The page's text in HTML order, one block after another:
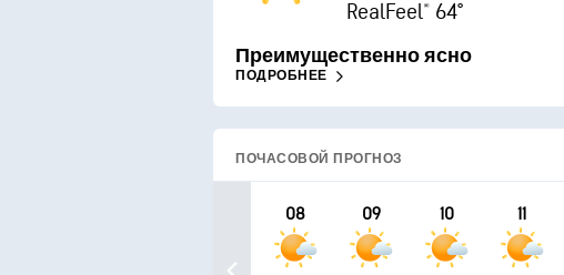
RealFeel® 64°
Преимущественно ясно
ПОДРОБНЕЕ
ПОЧАСОВОЙ ПРОГНОЗ
08 09 10 11